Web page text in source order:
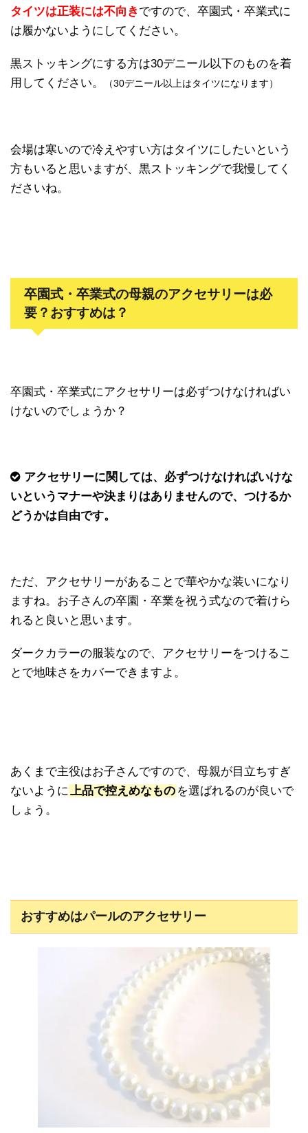
タイツは正装には不向き ですので、卒園式・卒業式に
は履かないようにしてください。
黒ストッキングにする方は30デニール以下のものを着
用してください。
（30デニール以上はタイツになります）
会場は寒いので冷えやすい方はタイツにしたいという
方もいると思いますが、黒ストッキングで我慢してく
ださいね。
卒園式・卒業式の母親のアクセサリーは必
要？おすすめは？
卒園式・卒業式にアクセサリーは必ずつけなければい
けないのでしょうか？
アクセサリーに関しては、必ずつけなければいけな
いというマナーや決まりはありませんので、つけるか
どうかは自由です。
ただ、アクセサリーがあることで華やかな装いになり
ますね。お子さんの卒園・卒業を祝う式なので着けら
れると良いと思います。
ダークカラーの服装なので、アクセサリーをつけるこ
とで地味さをカバーできますよ。
あくまで主役はお子さんですので、母親が目立ちすぎ
ないように上品で控えめなもの を選ばれるのが良いで
しょう。
おすすめはパールのアクセサリー